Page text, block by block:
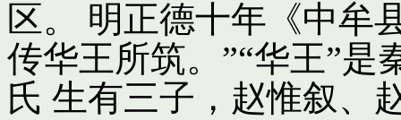
区。 明正德十年《中牟
传华王所筑。”“华王”是
氏 生有三子，赵惟叙、